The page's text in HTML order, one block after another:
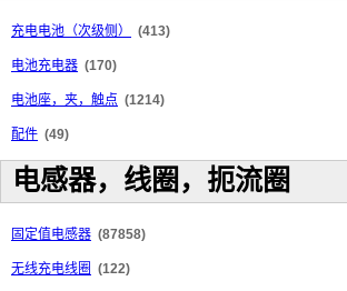
充电电池（次级侧） (413)
电池充电器 (170)
电池座，夹，触点 (1214)
配件 (49)
电感器，线圈，扼流圈
固定值电感器 (87858)
无线充电线圈 (122)